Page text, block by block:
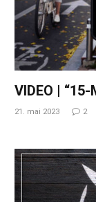
VIDEO | “15-
21. mai 2023 2